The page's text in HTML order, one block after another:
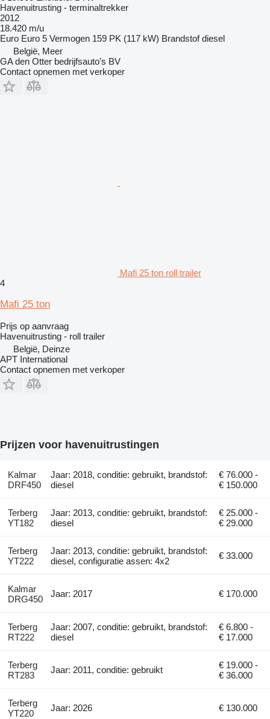
Havenuitrusting - terminaltrekker
2012
18.420 m/u
Euro Euro 5 Vermogen 159 PK (117 kW) Brandstof diesel
België, Meer
GA den Otter bedrijfsauto’s BV
Contact opnemen met verkoper
Mafi 25 ton roll trailer
4
Mafi 25 ton
Prijs op aanvraag
Havenuitrusting - roll trailer
België, Deinze
APT International
Contact opnemen met verkoper
Prijzen voor havenuitrustingen
Kalmar
DRF450
Jaar: 2018, conditie: gebruikt, brandstof:
diesel
€ 76.000 -
€ 150.000
Terberg
YT182
Jaar: 2013, conditie: gebruikt, brandstof:
diesel
€ 25.000 -
€ 29.000
Terberg
YT222
Jaar: 2013, conditie: gebruikt, brandstof:
diesel, configuratie assen: 4x2
€ 33.000
Kalmar
DRG450
Jaar: 2017 € 170.000
Terberg
RT222
Jaar: 2007, conditie: gebruikt, brandstof:
diesel
€ 6.800 -
€ 17.000
Terberg
RT283
Jaar: 2011, conditie: gebruikt
€ 19.000 -
€ 36.000
Terberg
YT220
Jaar: 2026 € 130.000